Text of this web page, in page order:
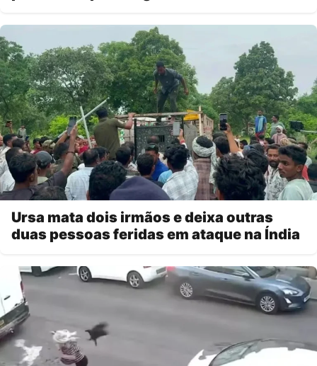
Ursa mata dois irmãos e deixa outras
duas pessoas feridas em ataque na Índia